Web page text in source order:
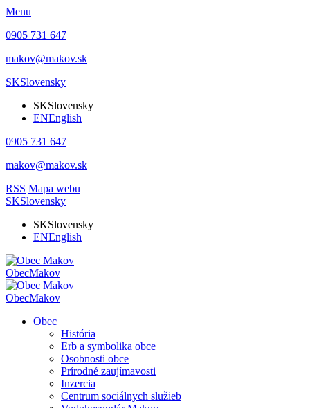
Menu
0905 731 647
makov@makov.sk
SKSlovensky
SKSlovensky
ENEnglish
0905 731 647
makov@makov.sk
RSS Mapa webu
SKSlovensky
SKSlovensky
ENEnglish
ObecMakov
ObecMakov
Obec
História
Erb a symbolika obce
Osobnosti obce
Prírodné zaujímavosti
Inzercia
Centrum sociálnych služieb